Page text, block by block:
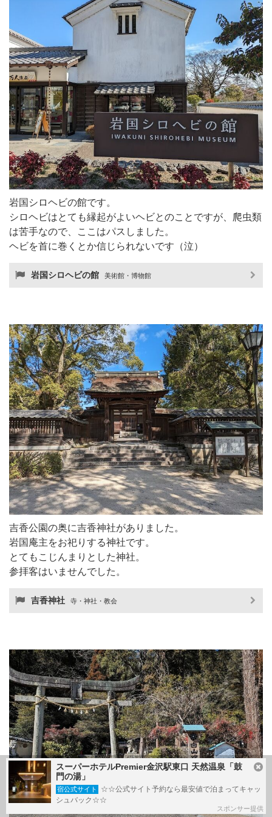
岩国シロヘビの館です。
シロヘビはとても縁起がよいヘビとのことですが、爬虫類
は苦手なので、ここはパスしました。
ヘビを首に巻くとか信じられないです（泣）
岩国シロヘビの館 美術館・博物館
吉香公園の奥に吉香神社がありました。
岩国庵主をお祀りする神社です。
とてもこじんまりとした神社。
参拝客はいませんでした。
吉香神社 寺・神社・教会
スーパーホテルPremier金沢駅東口 天然温泉「鼓
門の湯」
宿公式サイト
☆☆公式サイト予約なら最安値で泊まってキャッ
シュバック☆☆
スポンサー提供